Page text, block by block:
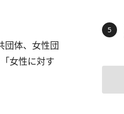
団体、女性団
女性に対す